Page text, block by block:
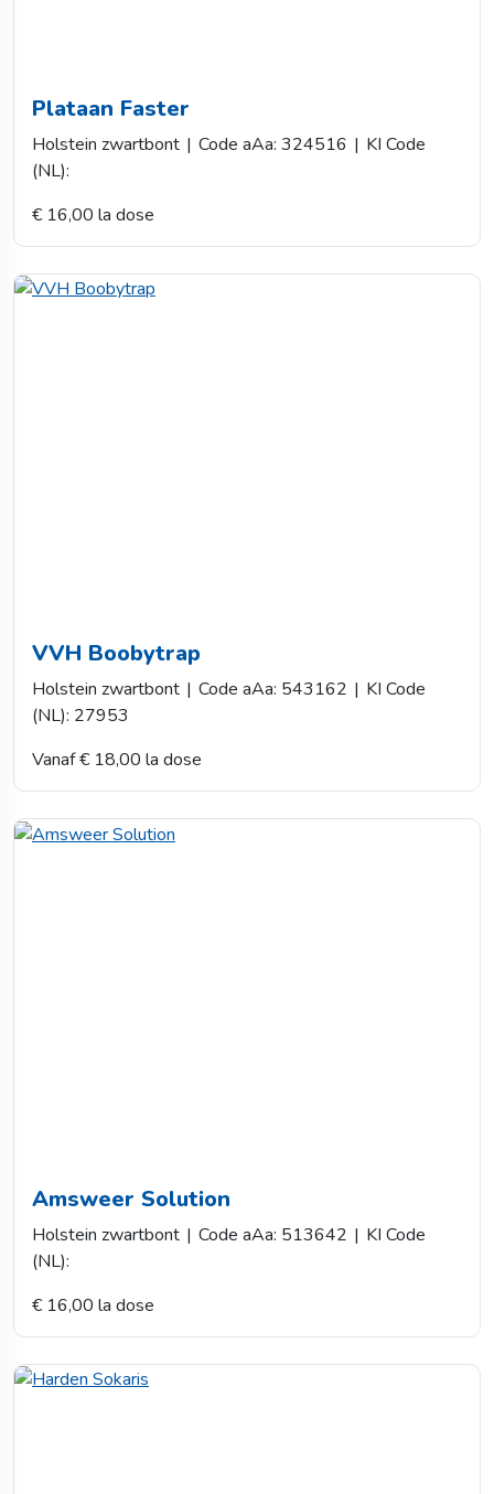
Plataan Faster
Holstein zwartbont | Code aAa: 324516 | KI Code
(NL):
€ 16,00 la dose
VVH Boobytrap
Holstein zwartbont | Code aAa: 543162 | KI Code
(NL): 27953
Vanaf € 18,00 la dose
Amsweer Solution
Holstein zwartbont | Code aAa: 513642 | KI Code
(NL):
€ 16,00 la dose